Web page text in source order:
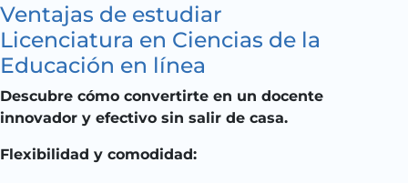
Ventajas de estudiar
Licenciatura en Ciencias de la
Educación en línea
Descubre cómo convertirte en un docente
innovador y efectivo sin salir de casa.
Flexibilidad y comodidad: